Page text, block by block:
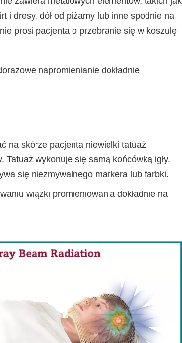
i dresy, dół od piżamy lub inne spodnie na
prosi pacjenta o przebranie się w koszulę
napromienianie dokładnie
na skórze pacjenta niewielki tatuaż
Tatuaż wykonuje się samą końcówką igły.
się niezmywalnego markera lub farbki.
wiązki promieniowania dokładnie na